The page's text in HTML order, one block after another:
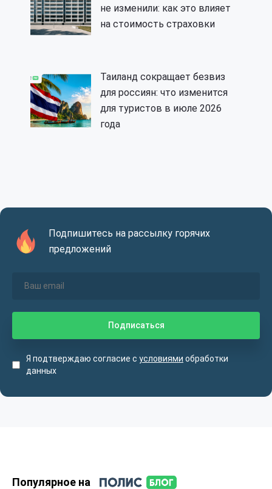
не изменили: как это влияет
на стоимость страховки
Таиланд сокращает безвиз
для россиян: что изменится
для туристов в июле 2026
года
Подпишитесь на рассылку горячих
предложений
Я подтверждаю согласие с условиями обработки
данных
Популярное на